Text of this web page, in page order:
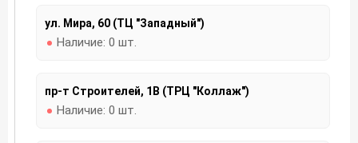
ул. Мира, 60 (ТЦ "Западный")
Наличие: 0 шт.
пр-т Строителей, 1В (ТРЦ "Коллаж")
Наличие: 0 шт.